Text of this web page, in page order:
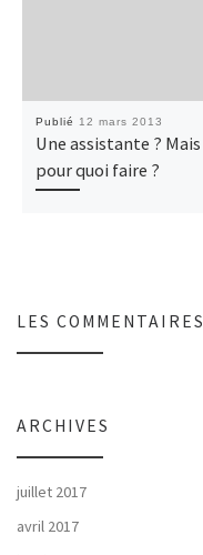
Publié 12 mars 2013
Une assistante ? Mais
pour quoi faire ?
LES COMMENTAIRES
ARCHIVES
juillet 2017
avril 2017